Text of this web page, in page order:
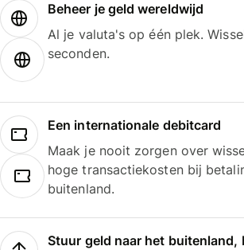
Beheer je geld wereldwijd
Al je valuta's op één plek.
seconden.
Een internationale debitcard
Maak je nooit zorgen over
hoge transactiekosten bij
buitenland.
Stuur geld naar het buitenland,